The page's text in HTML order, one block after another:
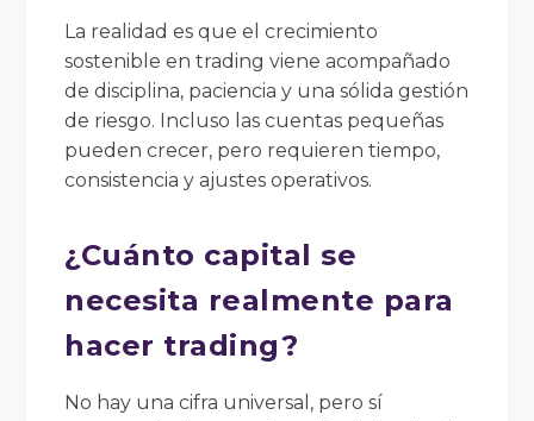
La realidad es que el crecimiento
sostenible en trading viene acompañado
de disciplina, paciencia y una sólida gestión
de riesgo. Incluso las cuentas pequeñas
pueden crecer, pero requieren tiempo,
consistencia y ajustes operativos.
¿Cuánto capital se
necesita realmente para
hacer trading?
No hay una cifra universal, pero sí